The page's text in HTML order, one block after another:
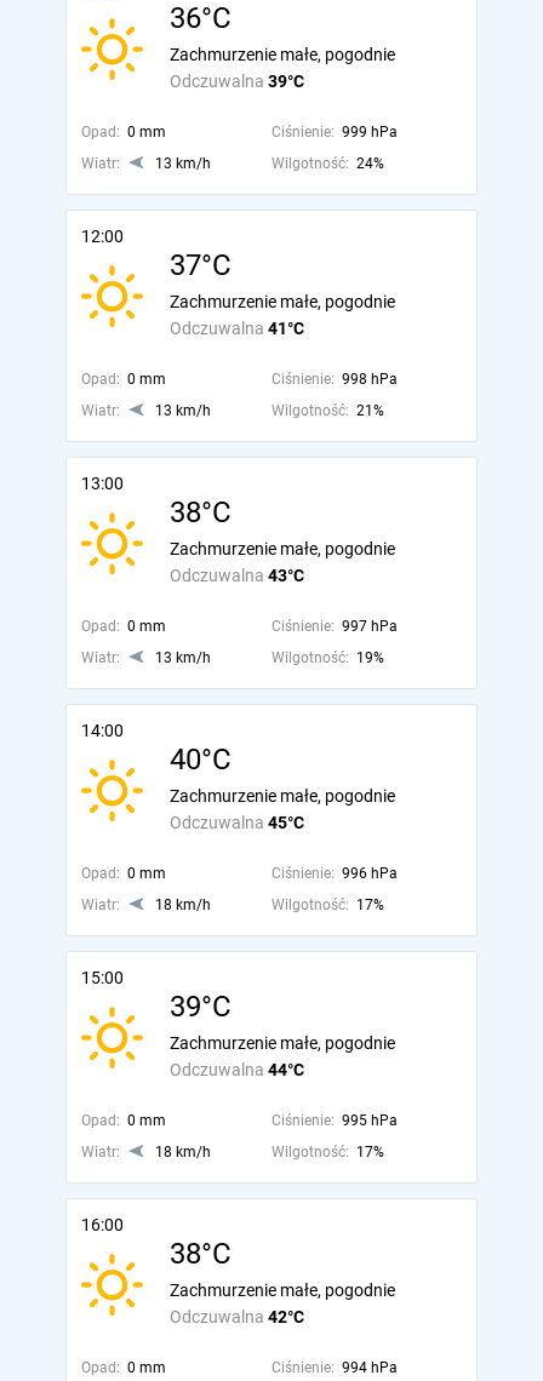
36°C
Odczuwalna 39°C
Zachmurzenie małe, pogodnie
Opad: 0 mm Ciśnienie: 999 hPa
Wiatr:
13 km/h Wilgotność: 24%
12:00
37°C
Odczuwalna 41°C
Zachmurzenie małe, pogodnie
Opad: 0 mm Ciśnienie: 998 hPa
Wiatr:
13 km/h Wilgotność: 21%
13:00
38°C
Odczuwalna 43°C
Zachmurzenie małe, pogodnie
Opad: 0 mm Ciśnienie: 997 hPa
Wiatr:
13 km/h Wilgotność: 19%
14:00
40°C
Odczuwalna 45°C
Zachmurzenie małe, pogodnie
Opad: 0 mm Ciśnienie: 996 hPa
Wiatr:
18 km/h Wilgotność: 17%
15:00
39°C
Odczuwalna 44°C
Zachmurzenie małe, pogodnie
Opad: 0 mm Ciśnienie: 995 hPa
Wiatr:
18 km/h Wilgotność: 17%
16:00
38°C
Odczuwalna 42°C
Zachmurzenie małe, pogodnie
Opad: 0 mm Ciśnienie: 994 hPa